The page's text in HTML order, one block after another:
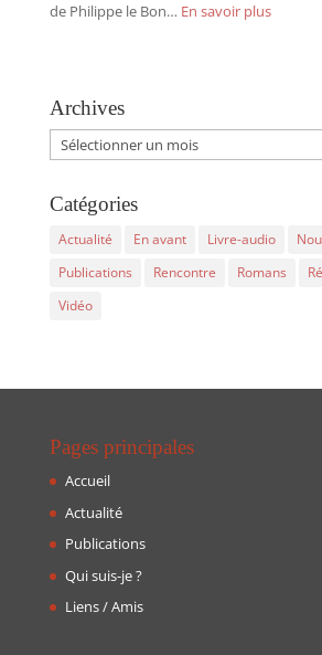
de Philippe le Bon… En savoir plus
Archives
Archives
Catégories
Actualité En avant Livre-audio
Publications
Rencontre Romans
Vidéo
Pages principales
Accueil
Actualité
Publications
Qui suis-je ?
Liens / Amis